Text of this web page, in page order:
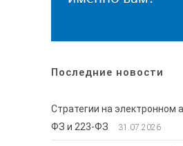
Последние новости
Стратегии на электронном
ФЗ и 223-ФЗ
31.07.2026